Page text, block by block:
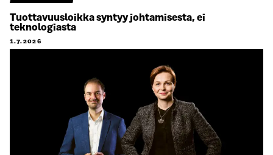
Tuottavuusloikka syntyy johtamisesta, ei
teknologiasta
1.7.2026